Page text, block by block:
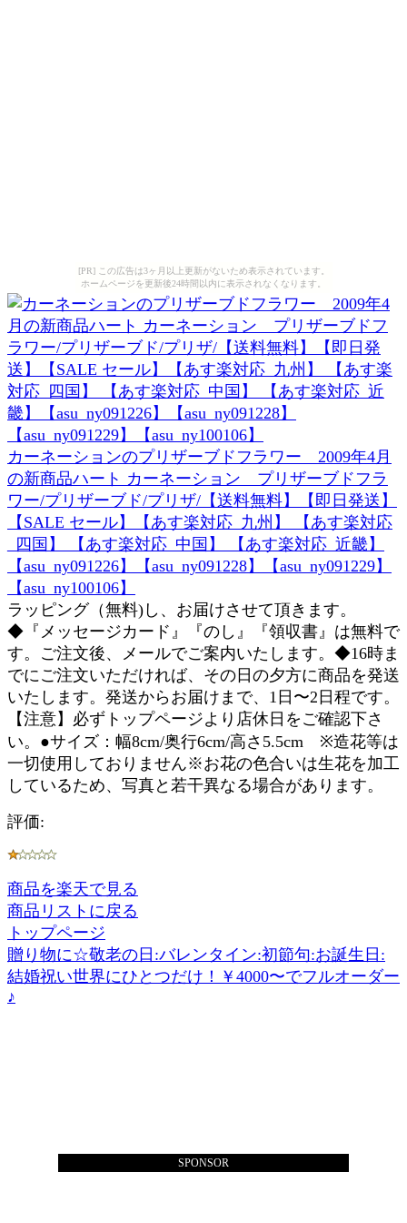
[PR] この広告は3ヶ月以上更新がないため表示されています。
ホームページを更新後24時間以内に表示されなくなります。
カーネーションのプリザーブドフラワー 2009年4月
の新商品ハート カーネーション プリザーブドフラ
ワー/プリザーブド/プリザ/【送料無料】【即日発送】
【SALE セール】【あす楽対応_九州】 【あす楽対応
_四国】 【あす楽対応_中国】 【あす楽対応_近畿】
【asu_ny091226】【asu_ny091228】【asu_ny091229】
【asu_ny100106】
ラッピング（無料)し、お届けさせて頂きます。
◆『メッセージカード』『のし』『領収書』は無料で
す。ご注文後、メールでご案内いたします。◆16時ま
でにご注文いただければ、その日の夕方に商品を発送
いたします。発送からお届けまで、1日〜2日程です。
【注意】必ずトップページより店休日をご確認下さ
い。●サイズ：幅8cm/奥行6cm/高さ5.5cm ※造花等は
一切使用しておりません※お花の色合いは生花を加工
しているため、写真と若干異なる場合があります。
評価:
商品を楽天で見る
商品リストに戻る
トップページ
贈り物に☆敬老の日:バレンタイン:初節句:お誕生日:
結婚祝い世界にひとつだけ！￥4000〜でフルオーダー
♪
SPONSOR